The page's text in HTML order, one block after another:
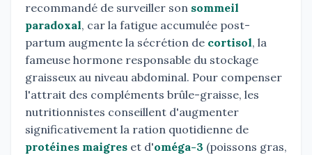
recommandé de surveiller son sommeil
paradoxal, car la fatigue accumulée post-
partum augmente la sécrétion de cortisol, la
fameuse hormone responsable du stockage
graisseux au niveau abdominal. Pour compenser
l'attrait des compléments brûle-graisse, les
nutritionnistes conseillent d'augmenter
significativement la ration quotidienne de
protéines maigres et d'oméga-3 (poissons gras,